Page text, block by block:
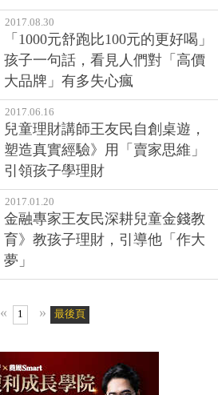
2017.08.30
「1000元舒跑比100元的更好喝」
孩子一句話，看見人們對「高價
大品牌」有多失心瘋
2017.06.16
兒童理財講師王友民自創桌遊，
塑造真實經驗》用「賣家思維」
引領孩子學理財
2017.01.20
金融專家王友民深耕兒童金錢教
育》教孩子理財，引導他「作大
夢」
« 1 » 最後頁